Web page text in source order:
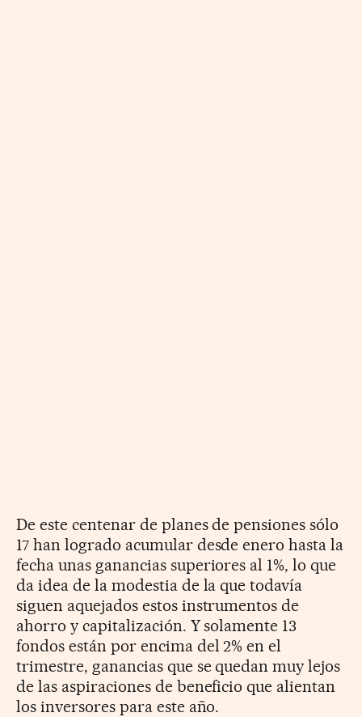
De este centenar de planes de pensiones sólo
17 han logrado acumular desde enero hasta la
fecha unas ganancias superiores al 1%, lo que
da idea de la modestia de la que todavía
siguen aquejados estos instrumentos de
ahorro y capitalización. Y solamente 13
fondos están por encima del 2% en el
trimestre, ganancias que se quedan muy lejos
de las aspiraciones de beneficio que alientan
los inversores para este año.